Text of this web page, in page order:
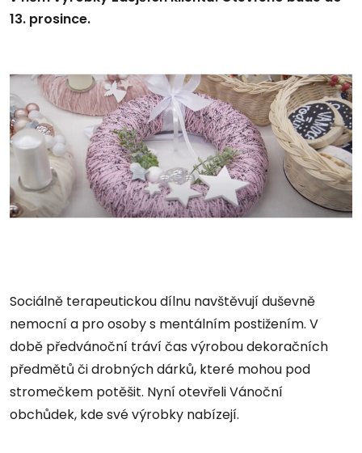
13. prosince.
Sociálně terapeutickou dílnu navštěvují duševně
nemocní a pro osoby s mentálním postižením. V
době předvánoční tráví čas výrobou dekoračních
předmětů či drobných dárků, které mohou pod
stromečkem potěšit. Nyní otevřeli Vánoční
obchůdek, kde své výrobky nabízejí.